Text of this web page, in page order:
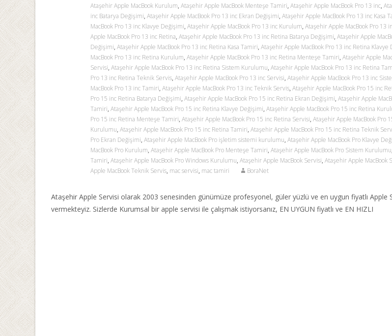
Ataşehir Apple MacBook Kurulum, Ataşehir Apple MacBook Menteşe Tamiri, Ataşehir Apple MacBook Pro 13 inc,
inc Batarya Değişimi, Ataşehir Apple MacBook Pro 13 inc Ekran Değişimi, Ataşehir Apple MacBook Pro 13 inc Kasa
MacBook Pro 13 inc Klavye Değişimi, Ataşehir Apple MacBook Pro 13 inc Kurulum, Ataşehir Apple MacBook Pro 13
Apple MacBook Pro 13 inc Retina, Ataşehir Apple MacBook Pro 13 inc Retina Batarya Değişimi, Ataşehir Apple
Değişimi, Ataşehir Apple MacBook Pro 13 inc Retina Kasa Tamiri, Ataşehir Apple MacBook Pro 13 inc Retina Klavye
MacBook Pro 13 inc Retina Kurulum, Ataşehir Apple MacBook Pro 13 inc Retina Menteşe Tamiri, Ataşehir Apple
Servisi, Ataşehir Apple MacBook Pro 13 inc Retina Sistem Kurulumu, Ataşehir Apple MacBook Pro 13 inc Retina
Pro 13 inc Retina Teknik Servis, Ataşehir Apple MacBook Pro 13 inc Servisi, Ataşehir Apple MacBook Pro 13 inc
MacBook Pro 13 inc Tamiri, Ataşehir Apple MacBook Pro 13 inc Teknik Servis, Ataşehir Apple MacBook Pro 15 inc
Pro 15 inc Retina Batarya Değişimi, Ataşehir Apple MacBook Pro 15 inc Retina Ekran Değişimi, Ataşehir Apple
Tamiri, Ataşehir Apple MacBook Pro 15 inc Retina Klavye Değişimi, Ataşehir Apple MacBook Pro 15 inc Retina
Pro 15 inc Retina Menteşe Tamiri, Ataşehir Apple MacBook Pro 15 inc Retina Servisi, Ataşehir Apple MacBook Pro
Kurulumu, Ataşehir Apple MacBook Pro 15 inc Retina Tamiri, Ataşehir Apple MacBook Pro 15 inc Retina Teknik
Pro Ekran Değişimi, Ataşehir Apple MacBook Pro işletim sistemi kurulumu, Ataşehir Apple MacBook Pro Klavye
MacBook Pro Kurulum, Ataşehir Apple MacBook Pro Menteşe Tamiri, Ataşehir Apple MacBook Pro Sistem Kurulumu
Tamiri, Ataşehir Apple MacBook Pro Windows Kurulumu, Ataşehir Apple MacBook Servisi, Ataşehir Apple MacBook
Apple MacBook Teknik Servis, mac servisi, mac tamiri BoraNet
Ataşehir Apple Servisi olarak 2003 senesinden günümüze profesyonel, güler yüzlü ve en uygun fiyatlı Apple
vermekteyiz. Sizlerde Kurumsal bir apple servisi ile çalışmak istiyorsanız, EN UYGUN fiyatlı ve EN HIZLI